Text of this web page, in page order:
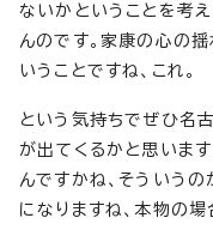
ないかということを考
んのです。家康の心の
いうことですね、これ。
という気持ちでぜひ名
が出てくるかと思いま
んですかね、そういう
になりますね、本物の場